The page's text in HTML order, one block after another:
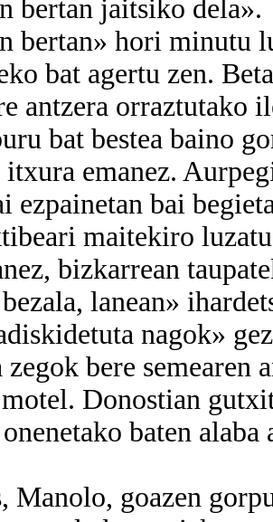
jaitsiko dela».
hori minutu
bat agertu zen.
antzera orraztutako
bat bestea baino
itxura emanez.
ezpainetan bai
maitekiro luzatu
bizkarrean
lanean»
nagok»
zegok bere semearen
Donostian
baten
goazen